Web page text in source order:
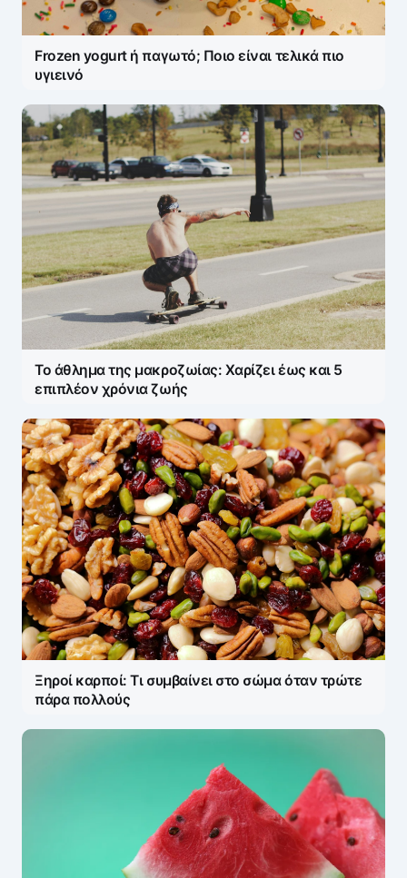
Frozen yogurt ή παγωτό; Ποιο είναι τελικά πιο
υγιεινό
Το άθλημα της μακροζωίας: Χαρίζει έως και 5
επιπλέον χρόνια ζωής
Ξηροί καρποί: Τι συμβαίνει στο σώμα όταν τρώτε
πάρα πολλούς